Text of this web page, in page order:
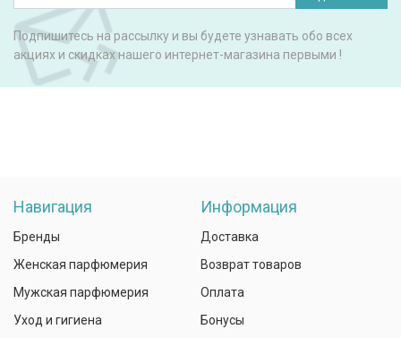
Подпишитесь на рассылку и вы будете узнавать обо всех
акциях и скидках нашего интернет-магазина первыми !
Навигация
Бренды
Женская парфюмерия
Мужская парфюмерия
Уход и гигиена
Информация
Доставка
Возврат товаров
Оплата
Бонусы